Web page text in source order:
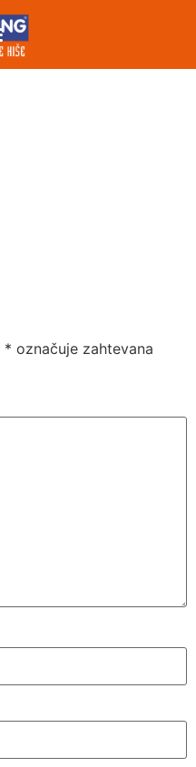
* označuje zahtevana